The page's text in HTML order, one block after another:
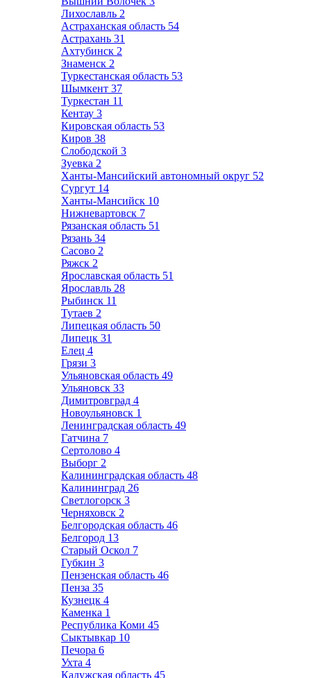
Лихославль 2
Астраханская область 54
Астрахань 31
Ахтубинск 2
Знаменск 2
Туркестанская область 53
Шымкент 37
Туркестан 11
Кентау 3
Кировская область 53
Киров 38
Слободской 3
Зуевка 2
Ханты-Мансийский автономный округ 52
Сургут 14
Ханты-Мансийск 10
Нижневартовск 7
Рязанская область 51
Рязань 34
Сасово 2
Ряжск 2
Ярославская область 51
Ярославль 28
Рыбинск 11
Тутаев 2
Липецкая область 50
Липецк 31
Елец 4
Грязи 3
Ульяновская область 49
Ульяновск 33
Димитровград 4
Новоульяновск 1
Ленинградская область 49
Гатчина 7
Сертолово 4
Выборг 2
Калининградская область 48
Калининград 26
Светлогорск 3
Черняховск 2
Белгородская область 46
Белгород 13
Старый Оскол 7
Губкин 3
Пензенская область 46
Пенза 35
Кузнецк 4
Каменка 1
Республика Коми 45
Сыктывкар 10
Печора 6
Ухта 4
Калужская область 45